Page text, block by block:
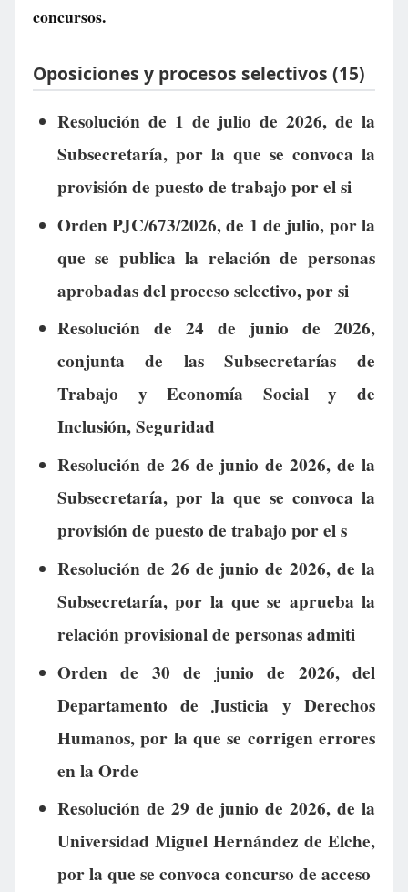
concursos.
Oposiciones y procesos selectivos (15)
Resolución de 1 de julio de 2026, de la
Subsecretaría, por la que se convoca la
provisión de puesto de trabajo por el si
Orden PJC/673/2026, de 1 de julio, por la
que se publica la relación de personas
aprobadas del proceso selectivo, por si
Resolución de 24 de junio de 2026,
conjunta de las Subsecretarías de
Trabajo y Economía Social y de
Inclusión, Seguridad
Resolución de 26 de junio de 2026, de la
Subsecretaría, por la que se convoca la
provisión de puesto de trabajo por el s
Resolución de 26 de junio de 2026, de la
Subsecretaría, por la que se aprueba la
relación provisional de personas admiti
Orden de 30 de junio de 2026, del
Departamento de Justicia y Derechos
Humanos, por la que se corrigen errores
en la Orde
Resolución de 29 de junio de 2026, de la
Universidad Miguel Hernández de Elche,
por la que se convoca concurso de acceso